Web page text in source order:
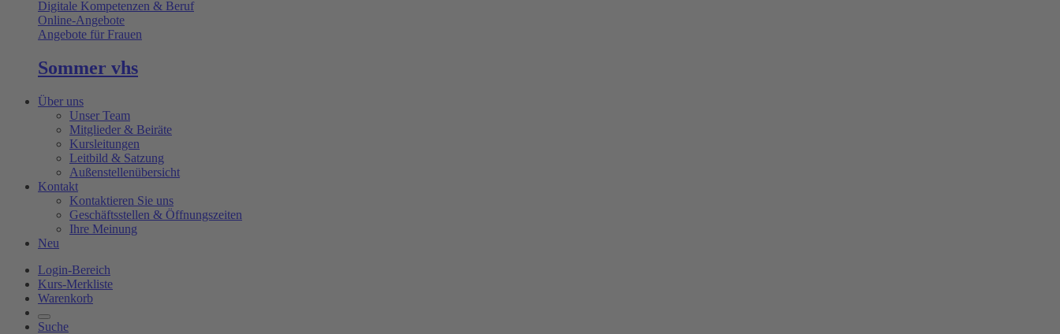
Digitale Kompetenzen & Beruf
Online-Angebote
Angebote für Frauen
Sommer vhs
Über uns
Unser Team
Mitglieder & Beiräte
Kursleitungen
Leitbild & Satzung
Außenstellenübersicht
Kontakt
Kontaktieren Sie uns
Geschäftsstellen & Öffnungszeiten
Ihre Meinung
Neu
Login-Bereich
Kurs-Merkliste
Warenkorb
Suche